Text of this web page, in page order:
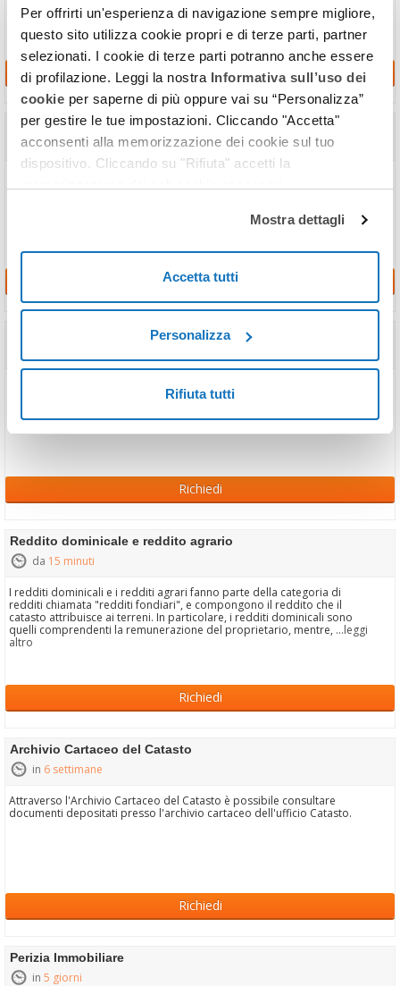
Per offrirti un'esperienza di navigazione sempre migliore,
questo sito utilizza cookie propri e di terze parti, partner
selezionati. I cookie di terze parti potranno anche essere
di profilazione. Leggi la nostra Informativa sull’uso dei
cookie per saperne di più oppure vai su “Personalizza”
per gestire le tue impostazioni. Cliccando "Accetta"
acconsenti alla memorizzazione dei cookie sul tuo
dispositivo. Cliccando su "Rifiuta" accetti la
Mostra dettagli
Accetta tutti
Personalizza
Rifiuta tutti
donazioni.
Richiedi
Calcolo della Superficie da Planimetria
in4 ore
Affidati ai nostri tecnici per calcolare rapidamente la superficie netta
(calpestabile) e commerciale del tuo immobile.
Richiedi
Richiedi
Reddito dominicale e reddito agrario
da 15 minuti
I redditi dominicali e i redditi agrari fanno parte della categoria di
redditi chiamata "redditi fondiari", e compongono il reddito che il
catasto attribuisce ai terreni. In particolare, i redditi dominicali sono
quelli comprendenti la remunerazione del proprietario, mentre, ...leggi
altro
Richiedi
Archivio Cartaceo del Catasto
in 6 settimane
Attraverso l'Archivio Cartaceo del Catasto è possibile consultare
documenti depositati presso l'archivio cartaceo dell'ufficio Catasto.
Richiedi
Perizia Immobiliare
in 5 giorni